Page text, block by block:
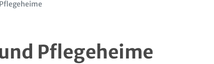
Pflegeheime